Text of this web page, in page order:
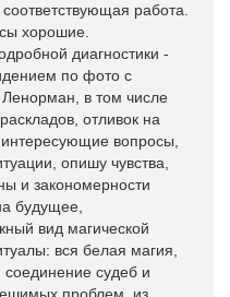
работа.
хорошие.
диагностики -
по фото с
в том числе
отливок на
вопросы,
опишу чувства,
и закономерности
будущее,
вид магической
вся белая магия,
соединение судеб и